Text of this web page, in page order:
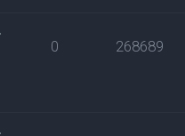
0 268689